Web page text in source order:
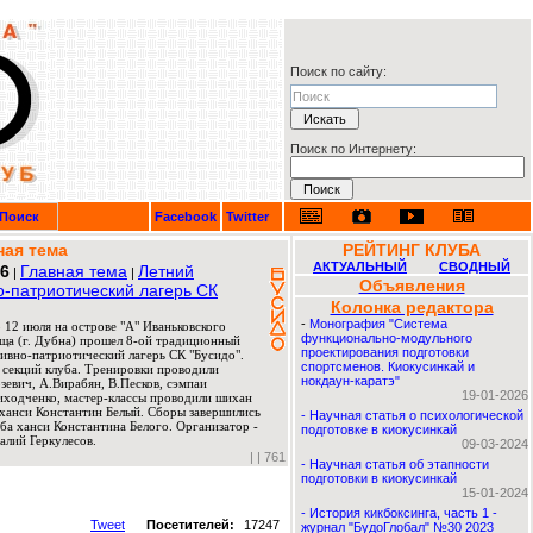
Поиск по сайту:
Поиск по Интернету:
Поиск Facebook Twitter
тема
| Главная тема | Летний
патриотический лагерь СК
июля на острове "А" Иваньковского
(г. Дубна) прошел 8-ой традиционный
патриотический лагерь СК "Бусидо".
клуба. Тренировки проводили
А.Вирабян, В.Песков, сэмпаи
мастер-классы проводили шихан
Константин Белый. Сборы завершились
ханси Константина Белого. Организатор -
Геркулесов.
| | 761
Tweet Посетителей: 17247
РЕЙТИНГ КЛУБА
АКТУАЛЬНЫЙ СВОДНЫЙ
Объявления
Колонка редактора
- Монография "Система
функционально-модульного
проектирования подготовки
спортсменов. Киокусинкай и
нокдаун-каратэ"
19-01-2026
- Научная статья о психологической
подготовке в киокусинкай
09-03-2024
- Научная статья об этапности
подготовки в киокусинкай
15-01-2024
- История кикбоксинга, часть 1 -
журнал "БудоГлобал" №30 2023